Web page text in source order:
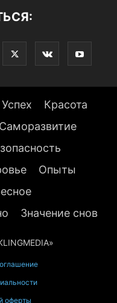
Успех
Красота
Саморазвитие
Опыты
Значение снов
оферты